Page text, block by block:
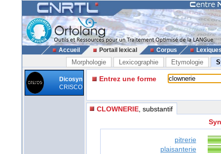
Accueil Portail lexical Corpus
Morphologie Lexicographie Etymologie
Dicosyn
CRISCO
Entrez une forme
CLOWNERIE , substantif
pitrerie
plaisanterie